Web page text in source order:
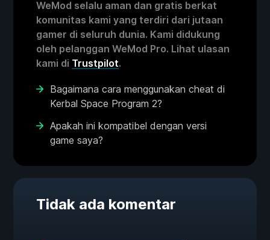
WeMod selalu aman dan gratis berkat
komunitas kami yang terdiri dari jutaan
gamer di seluruh dunia. Kami didukung
oleh pelanggan WeMod Pro. Lihat ulasan
kami di Trustpilot.
Bagaimana cara menggunakan cheat di
Kerbal Space Program 2?
Apakah ini kompatibel dengan versi
game saya?
Tidak ada komentar